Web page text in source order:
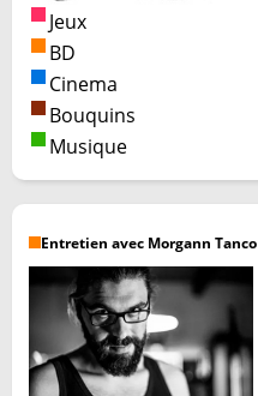
Jeux
BD
Cinema
Bouquins
Musique
Entretien avec Morgann Tanco